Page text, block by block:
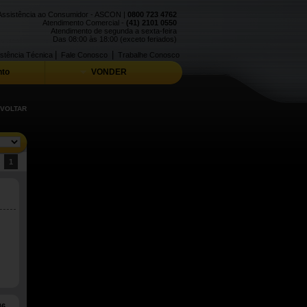
ao Consumidor - ASCON | 0800 723 4762
Atendimento Comercial - (41) 2101 0550
Atendimento de segunda a sexta-feira
Das 08:00 às 18:00 (exceto feriados)
Trabalhe Conosco
Fale Conosco
Técnica
VONDER
1